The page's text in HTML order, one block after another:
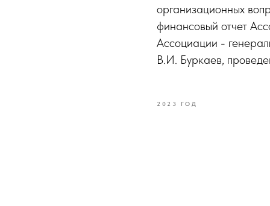
организационных
финансовый отчет
Ассоциации -
В.И. Буркаев,
2023 ГОД